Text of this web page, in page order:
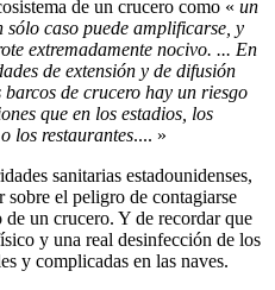
de un crucero como « un
caso puede amplificarse, y
extremadamente nocivo. ... En
de extensión y de difusión
de crucero hay un riesgo
que en los estadios, los
los restaurantes.... »
sanitarias estadounidenses,
sobre el peligro de contagiarse
un crucero. Y de recordar que
y una real desinfección de los
y complicadas en las naves.